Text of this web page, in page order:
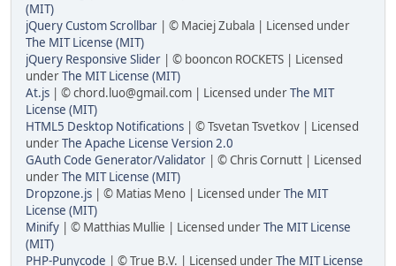
(MIT)
jQuery Custom Scrollbar | © Maciej Zubala | Licensed under
The MIT License (MIT)
jQuery Responsive Slider | © booncon ROCKETS | Licensed
underThe MIT License (MIT)
At.js | © chord.luo@gmail.com | Licensed underThe MIT
License (MIT)
HTML5 Desktop Notifications | © Tsvetan Tsvetkov | Licensed
underThe Apache License Version 2.0
GAuth Code Generator/Validator | © Chris Cornutt | Licensed
underThe MIT License (MIT)
Dropzone.js | © Matias Meno | Licensed underThe MIT
License (MIT)
Minify | © Matthias Mullie | Licensed underThe MIT License
(MIT)
PHP-Punycode | © True B.V. | Licensed underThe MIT License